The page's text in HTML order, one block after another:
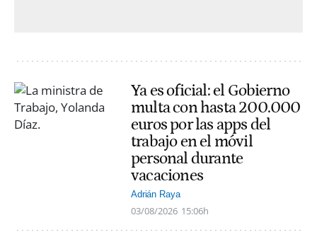
Ya es oficial: el Gobierno
multa con hasta 200.000
euros por las apps del
trabajo en el móvil
personal durante
vacaciones
Adrián Raya
03/08/2026 15:06h